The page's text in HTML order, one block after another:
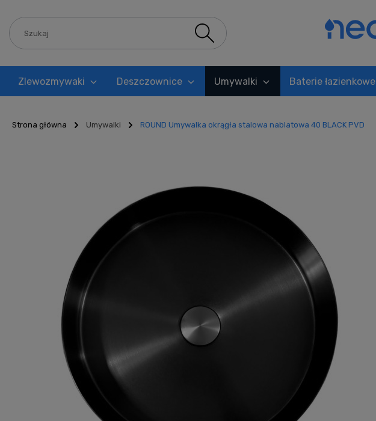
Zlewozmywaki Deszczownice Umywalki Baterie łazienkowe
Strona główna Umywalki ROUND Umywalka okrągła stalowa nablatowa 40 BLACK PVD